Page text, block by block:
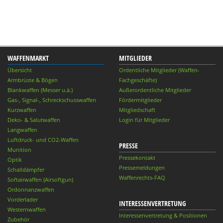
WAFFENMARKT
Übersicht
Armbrüste & Bögen
Blankwaffen (Messer u.ä.)
Gas-, Signal-, Schreckschusswaffen
Kurzwaffen
Deko- & Salutwaffen
Langwaffen
Luftdruck- und CO2-Waffen
Munition
Optik
Schalldämpfer
Softairwaffen (Airsoftgun)
Ordonnanzwaffen
Vorderlader
Westernwaffen
Zubehör
MITGLIEDER
Ordentliche Mitglieder (Waffen-
Fachgeschäfte)
Außerordentliche Mitglieder
Fördermitglieder
Mitgliedschaft
Login für Mitglieder
PRESSE
Pressekontakt
Pressemeldungen
Waffenrechts-FAQ
INTERESSENVERTRETUNG
Interessenvertretung & Positionen